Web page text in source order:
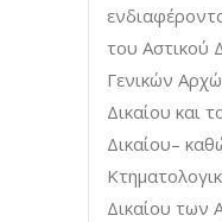
του Αστικού
Γενικών
Δικαίου και
Δικαίου–
Δικαίου των